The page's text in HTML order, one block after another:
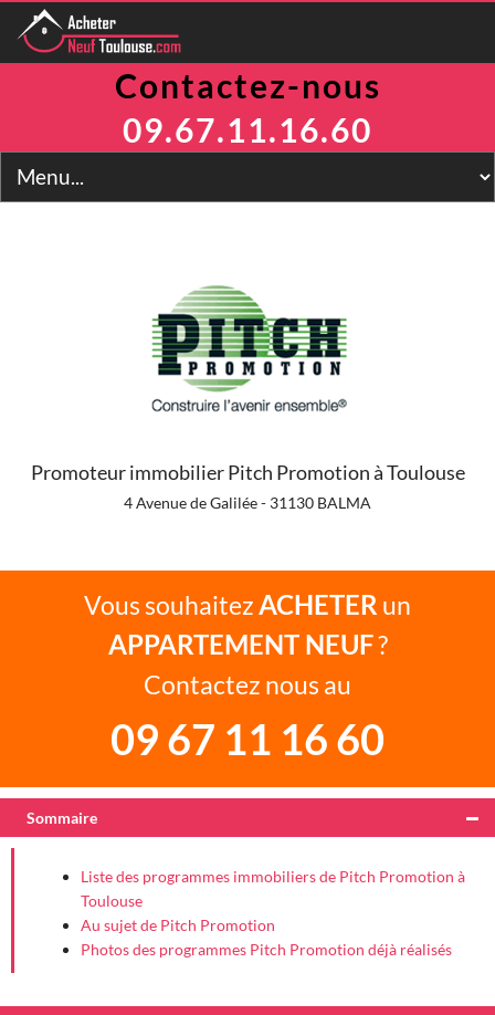
BRS
Contactez-nous
09.67.11.16.60
Promoteur immobilier Pitch Promotion à Toulouse
4 Avenue de Galilée - 31130 BALMA
Vous souhaitezACHETER un
APPARTEMENT NEUF?
Contactez nous au
09 67 11 16 60
Sommaire
Liste des programmes immobiliers de Pitch Promotion à
Toulouse
Au sujet de Pitch Promotion
Photos des programmes Pitch Promotion déjà réalisés